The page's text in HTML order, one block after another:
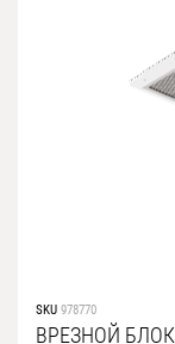
SKU 978770
ВРЕЗНОЙ БЛОК